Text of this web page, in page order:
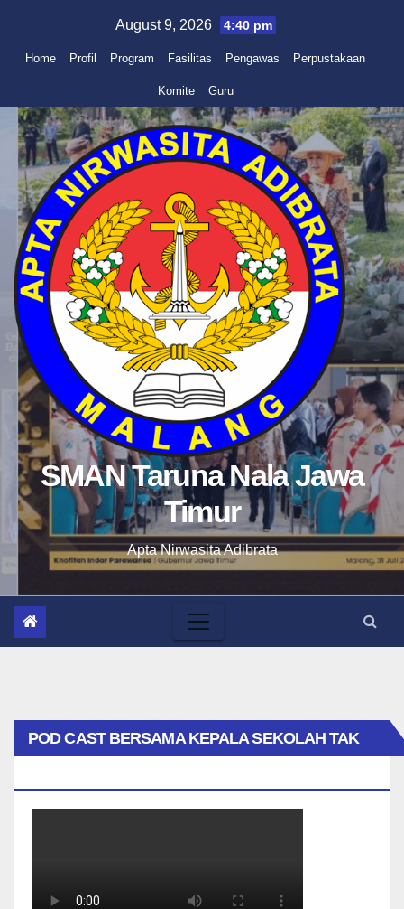
content
August 9, 2026 4:40 pm
Home Profil Program Fasilitas Pengawas Perpustakaan
Komite Guru
SMAN Taruna Nala Jawa
Timur
Apta Nirwasita Adibrata
POD CAST BERSAMA KEPALA SEKOLAH TAK